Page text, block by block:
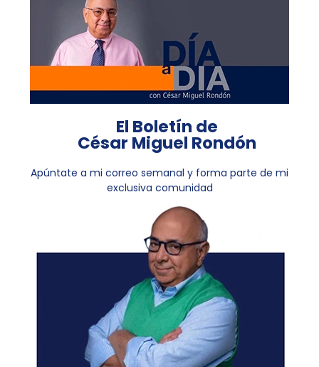
El Boletín de
César Miguel Rondón
Apúntate a mi correo semanal y forma parte de mi
exclusiva comunidad